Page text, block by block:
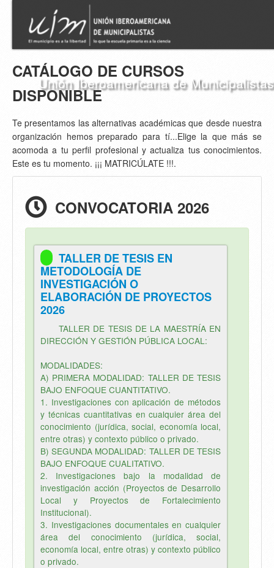
Unión Iberoamericana de Municipalistas
CATÁLOGO DE CURSOS
DISPONIBLE
Te presentamos las alternativas académicas que desde nuestra
organización hemos preparado para tí...Elige la que más se
acomoda a tu perfil profesional y actualiza tus conocimientos.
Este es tu momento. ¡¡¡ MATRICÚLATE !!!.
CONVOCATORIA 2026
TALLER DE TESIS EN
METODOLOGÍA DE
INVESTIGACIÓN O
ELABORACIÓN DE PROYECTOS
2026
TALLER DE TESIS DE LA MAESTRÍA EN
DIRECCIÓN Y GESTIÓN PÚBLICA LOCAL:
MODALIDADES:
A) PRIMERA MODALIDAD: TALLER DE TESIS
BAJO ENFOQUE CUANTITATIVO.
1. Investigaciones con aplicación de métodos
y técnicas cuantitativas en cualquier área del
conocimiento (jurídica, social, economía local,
entre otras) y contexto público o privado.
B) SEGUNDA MODALIDAD: TALLER DE TESIS
BAJO ENFOQUE CUALITATIVO.
2. Investigaciones bajo la modalidad de
investigación acción (Proyectos de Desarrollo
Local y Proyectos de Fortalecimiento
Institucional).
3. Investigaciones documentales en cualquier
área del conocimiento (jurídica, social,
economía local, entre otras) y contexto público
o privado.